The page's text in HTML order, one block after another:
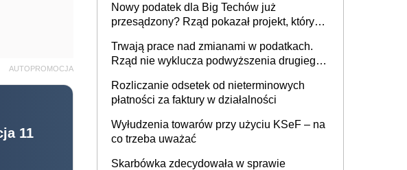
AUTOPROMOCJA
11
Nowy podatek dla Big Techów już
przesądzony? Rząd pokazał projekt, który
Trwają prace nad zmianami w podatkach.
Rząd nie wyklucza podwyższenia drugiego
Rozliczanie odsetek od nieterminowych
płatności za faktury w działalności
Wyłudzenia towarów przy użyciu KSeF – na
co trzeba uważać
Skarbówka zdecydowała w sprawie